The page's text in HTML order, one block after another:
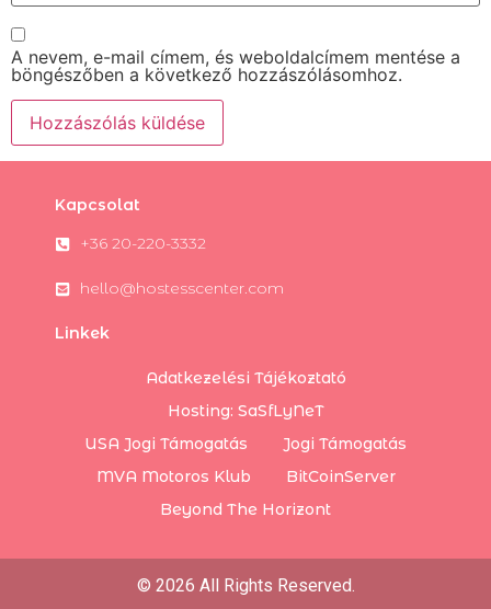
A nevem, e-mail címem, és weboldalcímem mentése a
böngészőben a következő hozzászólásomhoz.
Kapcsolat
+36 20-220-3332
hello@hostesscenter.com
Linkek
Adatkezelési Tájékoztató
Hosting: SaSfLyNeT
USA Jogi Támogatás
Jogi Támogatás
MVA Motoros Klub
BitCoinServer
Beyond The Horizont
© 2026 All Rights Reserved.